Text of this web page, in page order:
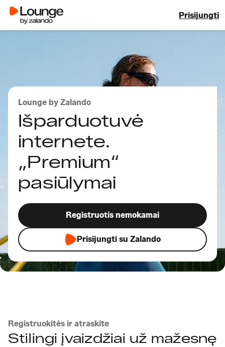
Prisijungti
Lounge by Zalando
Išparduotuvė
internete.
„Premium“
pasiūlymai
Registruotis nemokamai
Prisijungti su Zalando
Registruokitės ir atraskite
Stilingi įvaizdžiai už mažesnę